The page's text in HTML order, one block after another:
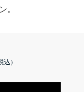
。